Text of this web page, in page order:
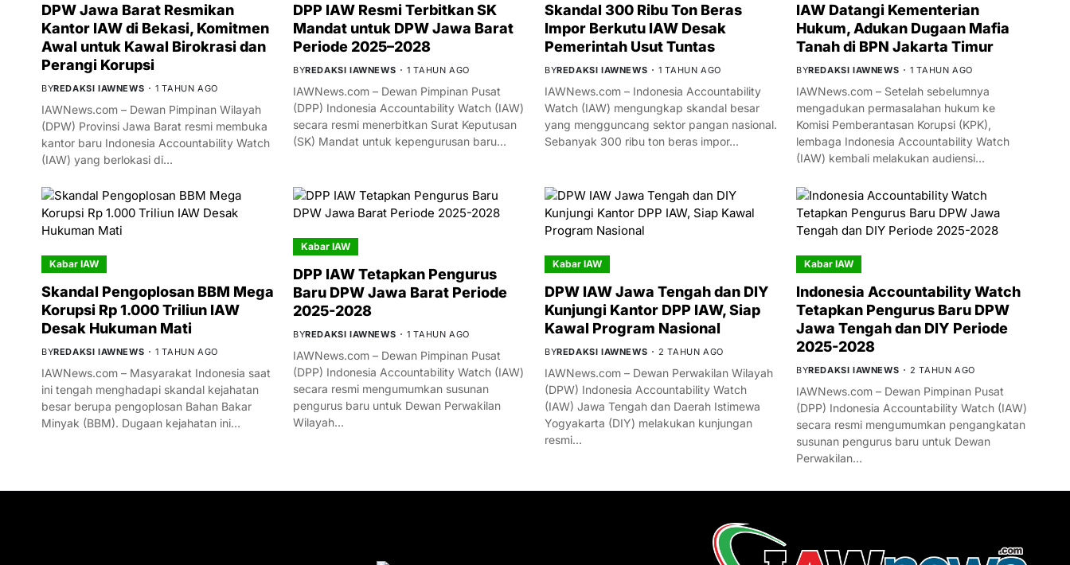
DPW Jawa Barat Resmikan
Kantor IAW di Bekasi, Komitmen
Awal untuk Kawal Birokrasi dan
Perangi Korupsi
BYREDAKSI IAWNEWS 1 TAHUN AGO
IAWNews.com – Dewan Pimpinan Wilayah
(DPW) Provinsi Jawa Barat resmi membuka
kantor baru Indonesia Accountability Watch
(IAW) yang berlokasi di…
DPP IAW Resmi Terbitkan SK
Mandat untuk DPW Jawa Barat
Periode 2025–2028
BYREDAKSI IAWNEWS 1 TAHUN AGO
IAWNews.com – Dewan Pimpinan Pusat
(DPP) Indonesia Accountability Watch (IAW)
secara resmi menerbitkan Surat Keputusan
(SK) Mandat untuk kepengurusan baru…
Skandal 300 Ribu Ton Beras
Impor Berkutu IAW Desak
Pemerintah Usut Tuntas
BYREDAKSI IAWNEWS 1 TAHUN AGO
IAWNews.com – Indonesia Accountability
Watch (IAW) mengungkap skandal besar
yang mengguncang sektor pangan nasional.
Sebanyak 300 ribu ton beras impor…
IAW Datangi Kementerian
Hukum, Adukan Dugaan Mafia
Tanah di BPN Jakarta Timur
BYREDAKSI IAWNEWS 1 TAHUN AGO
IAWNews.com – Setelah sebelumnya
mengadukan permasalahan hukum ke
Komisi Pemberantasan Korupsi (KPK),
lembaga Indonesia Accountability Watch
(IAW) kembali melakukan audiensi…
Kabar IAW
Skandal Pengoplosan BBM Mega
Korupsi Rp 1.000 Triliun IAW
Desak Hukuman Mati
BYREDAKSI IAWNEWS 1 TAHUN AGO
IAWNews.com – Masyarakat Indonesia saat
ini tengah menghadapi skandal kejahatan
besar berupa pengoplosan Bahan Bakar
Minyak (BBM). Dugaan kejahatan ini…
Kabar IAW
DPP IAW Tetapkan Pengurus
Baru DPW Jawa Barat Periode
2025-2028
BYREDAKSI IAWNEWS 1 TAHUN AGO
IAWNews.com – Dewan Pimpinan Pusat
(DPP) Indonesia Accountability Watch (IAW)
secara resmi mengumumkan susunan
pengurus baru untuk Dewan Perwakilan
Wilayah…
Kabar IAW
DPW IAW Jawa Tengah dan DIY
Kunjungi Kantor DPP IAW, Siap
Kawal Program Nasional
BYREDAKSI IAWNEWS 2 TAHUN AGO
IAWNews.com – Dewan Perwakilan Wilayah
(DPW) Indonesia Accountability Watch
(IAW) Jawa Tengah dan Daerah Istimewa
Yogyakarta (DIY) melakukan kunjungan
resmi…
Kabar IAW
Indonesia Accountability Watch
Tetapkan Pengurus Baru DPW
Jawa Tengah dan DIY Periode
2025-2028
BYREDAKSI IAWNEWS 2 TAHUN AGO
IAWNews.com – Dewan Pimpinan Pusat
(DPP) Indonesia Accountability Watch (IAW)
secara resmi mengumumkan pengangkatan
susunan pengurus baru untuk Dewan
Perwakilan…